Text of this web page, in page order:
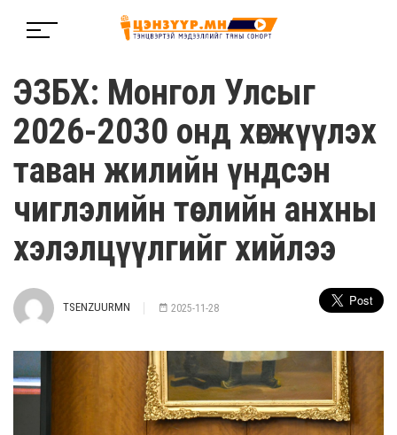
ЭЗБХ: Монгол Улсыг
2026-2030 онд хөгжүүлэх
таван жилийн үндсэн
чиглэлийн төслийн анхны
хэлэлцүүлгийг хийлээ
TSENZUURMN 2025-11-28